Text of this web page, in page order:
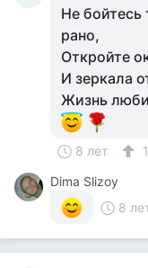
Не бойтесь
рано,
Откройте
И зеркала
Жизнь
8 лет
1
Dima Slizoy
8